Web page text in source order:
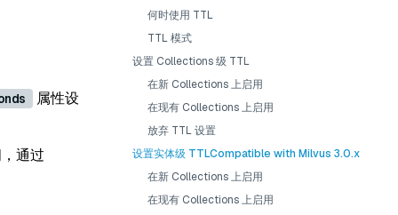
属性设
通过
何时使用 TTL
TTL 模式
设置 Collections 级 TTL
在新 Collections 上启用
在现有 Collections 上启用
放弃 TTL 设置
设置实体级 TTLCompatible with Milvus 3.0.x
在新 Collections 上启用
在现有 Collections 上启用